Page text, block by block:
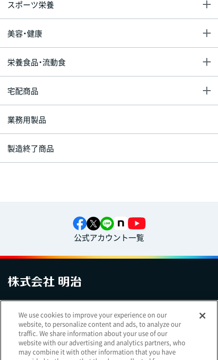
スポーツ栄養
美容・健康
栄養食品・流動食
宅配商品
業務用製品
製造終了商品
公式アカウント一覧
アクセシビリティへの対応方針ご利用規約明治グループのDX
Cookie Settings
We use cookies to improve your experience on our
website, to personalize content and ads, to analyze our
traffic. We share information about your use of our
website with our advertising and analytics partners, who
may combine it with other information that you have